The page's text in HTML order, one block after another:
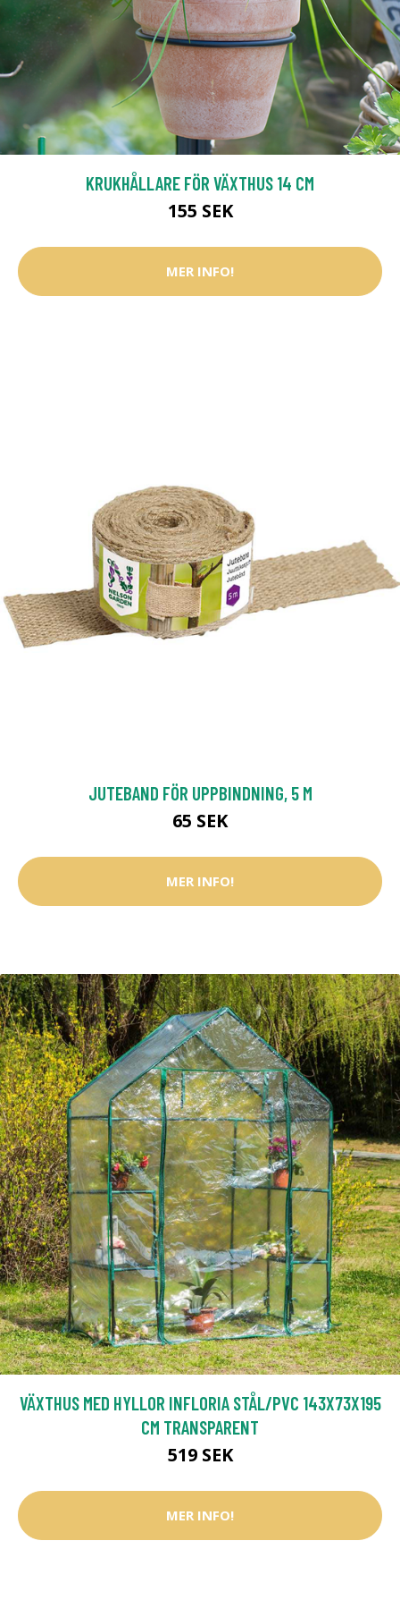
KRUKHÅLLARE FÖR VÄXTHUS 14 CM
155 SEK
MER INFO!
JUTEBAND FÖR UPPBINDNING, 5 M
65 SEK
MER INFO!
VÄXTHUS MED HYLLOR INFLORIA STÅL/PVC 143X73X195
CM TRANSPARENT
519 SEK
MER INFO!